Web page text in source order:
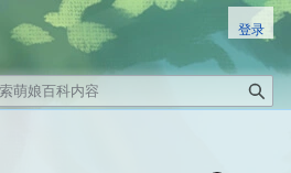
登录